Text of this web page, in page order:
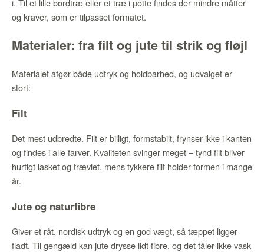
i. Til et lille bordtræ eller et træ i potte findes der mindre måtter
og kraver, som er tilpasset formatet.
Materialer: fra filt og jute til strik og fløjl
Materialet afgør både udtryk og holdbarhed, og udvalget er
stort:
Filt
Det mest udbredte. Filt er billigt, formstabilt, frynser ikke i kanten
og findes i alle farver. Kvaliteten svinger meget – tynd filt bliver
hurtigt lasket og trævlet, mens tykkere filt holder formen i mange
år.
Jute og naturfibre
Giver et råt, nordisk udtryk og en god vægt, så tæppet ligger
fladt. Til gengæld kan jute drysse lidt fibre, og det tåler ikke vask